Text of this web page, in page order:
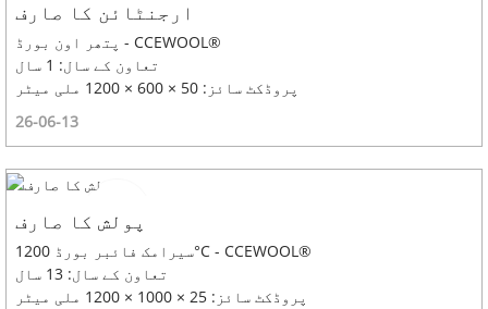
ارجنٹائن کا صارف
پتھر اون بورڈ - CCEWOOL®
تعاون کے سال: 1 سال
پروڈکٹ سائز: 50 × 600 × 1200 ملی میٹر
26-06-13
پولش کا صارف
سیرامک ​​فائبر بورڈ 1200°C - CCEWOOL®
تعاون کے سال: 13 سال
پروڈکٹ سائز: 25 × 1000 × 1200 ملی میٹر